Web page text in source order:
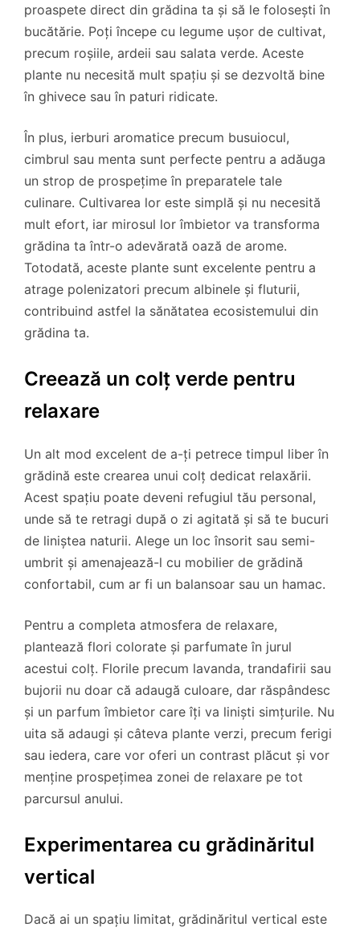
proaspete direct din grădina ta și să le folosești în
bucătărie. Poți începe cu legume ușor de cultivat,
precum roșiile, ardeii sau salata verde. Aceste
plante nu necesită mult spațiu și se dezvoltă bine
în ghivece sau în paturi ridicate.
În plus, ierburi aromatice precum busuiocul,
cimbrul sau menta sunt perfecte pentru a adăuga
un strop de prospețime în preparatele tale
culinare. Cultivarea lor este simplă și nu necesită
mult efort, iar mirosul lor îmbietor va transforma
grădina ta într-o adevărată oază de arome.
Totodată, aceste plante sunt excelente pentru a
atrage polenizatori precum albinele și fluturii,
contribuind astfel la sănătatea ecosistemului din
grădina ta.
Creează un colț verde pentru
relaxare
Un alt mod excelent de a-ți petrece timpul liber în
grădină este crearea unui colț dedicat relaxării.
Acest spațiu poate deveni refugiul tău personal,
unde să te retragi după o zi agitată și să te bucuri
de liniștea naturii. Alege un loc însorit sau semi-
umbrit și amenajează-l cu mobilier de grădină
confortabil, cum ar fi un balansoar sau un hamac.
Pentru a completa atmosfera de relaxare,
plantează flori colorate și parfumate în jurul
acestui colț. Florile precum lavanda, trandafirii sau
bujorii nu doar că adaugă culoare, dar răspândesc
și un parfum îmbietor care îți va liniști simțurile. Nu
uita să adaugi și câteva plante verzi, precum ferigi
sau iedera, care vor oferi un contrast plăcut și vor
menține prospețimea zonei de relaxare pe tot
parcursul anului.
Experimentarea cu grădinăritul
vertical
Dacă ai un spațiu limitat, grădinăritul vertical este